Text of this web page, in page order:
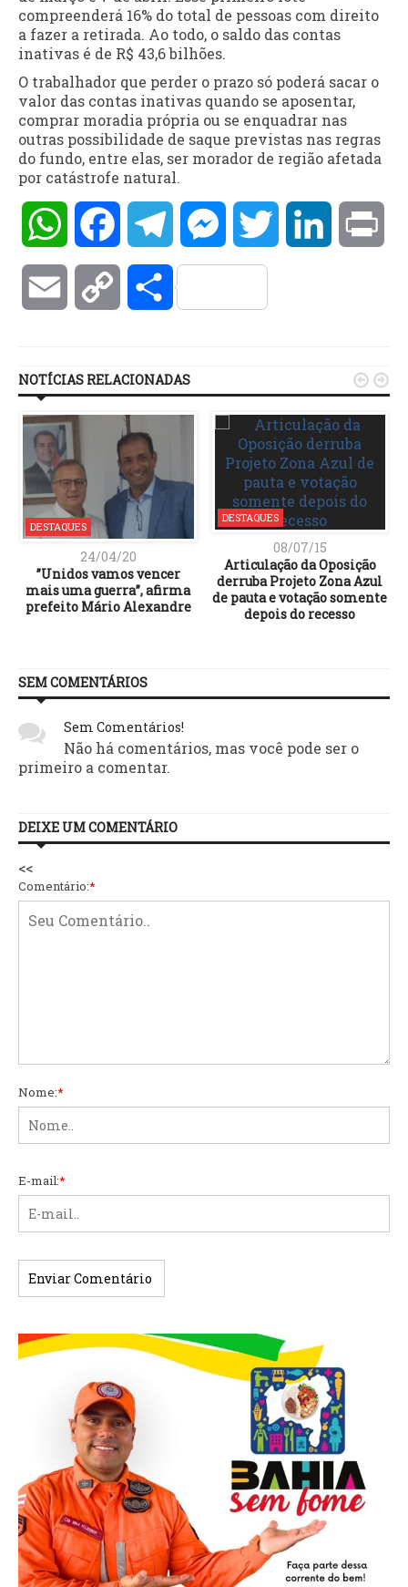
compreenderá 16% do total de pessoas com direito
a fazer a retirada. Ao todo, o saldo das contas
inativas é de R$ 43,6 bilhões.
O trabalhador que perder o prazo só poderá sacar o
valor das contas inativas quando se aposentar,
comprar moradia própria ou se enquadrar nas
outras possibilidade de saque previstas nas regras
do fundo, entre elas, ser morador de região afetada
por catástrofe natural.
WhatsAppFacebookTelegramMessengerTwitter LinkedIn
Email Copy Compartilhar
NOTÍCIAS RELACIONADAS
DESTAQUES
24/04/20
”Unidos vamos vencer
mais uma guerra”, afirma
prefeito Mário Alexandre
DESTAQUES
08/07/15
Articulação da Oposição
derruba Projeto Zona Azul
de pauta e votação somente
depois do recesso
 
SEM COMENTÁRIOS
Sem Comentários!
Não há comentários, mas você pode ser o
primeiro a comentar.
DEIXE UM COMENTÁRIO
<<
Comentário:*
Nome:*
E-mail:*